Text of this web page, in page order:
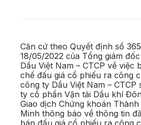
Căn cứ theo Quyết định số
18/05/2022 của Tổng giám
Dầu Việt Nam – CTCP về việc
chế đấu giá cổ phiếu ra công
công ty Dầu Việt Nam – CTCP
ty cổ phần Vận tải Dầu khí
Giao dịch Chứng khoán
Minh thông báo về thông tin